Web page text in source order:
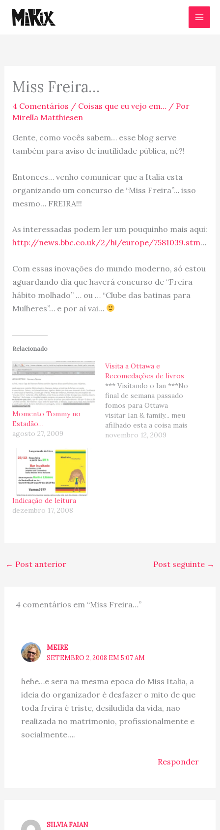
para
Miss Freira…
4 Comentários / Coisas que eu vejo em... / Por
Mirella Matthiesen
Gente, como vocês sabem… esse blog serve
também para aviso de inutilidade pública, né?!
Entonces… venho comunicar que a Italia esta
organizando um concurso de “Miss Freira”… isso
mesmo… FREIRA!!!
As interessadas podem ler um pouquinho mais aqui:
http://news.bbc.co.uk/2/hi/europe/7581039.stm…
Com essas inovações do mundo moderno, só estou
aguardando dia que haverá concurso de “Freira
hábito molhado” … ou … “Clube das batinas para
Mulheres”… e por aí vai…
Relacionado
Momento Tommy no
Estadão…
agosto 27, 2009
Visita a Ottawa e
Recomedações de livros
*** Visitando o Ian ***No
final de semana passado
fomos para Ottawa
visitar Ian & family... meu
afilhado esta a coisa mais
fofa e agora é jogador
novembro 12, 2009
Indicação de leitura
dezembro 17, 2008
← Post anterior Post seguinte →
4 comentários em “Miss Freira…”
MEIRE
SETEMBRO 2, 2008 EM 5:07 AM
hehe…e sera na mesma epoca do Miss Italia, a
ideia do organizador é desfazer o mito de que
toda freira é triste, desiludida da vida, nao
realizada no matrimonio, profissionalmente e
socialmente….
Responder
SILVIA FAIAN